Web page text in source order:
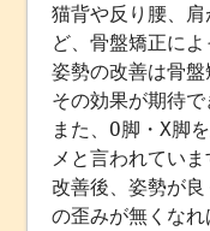
猫背や反り腰、
ど、骨盤矯正によ
姿勢の改善は骨
その効果が期待で
また、O脚・X脚
メと言われていま
改善後、姿勢が
の歪みが無くな